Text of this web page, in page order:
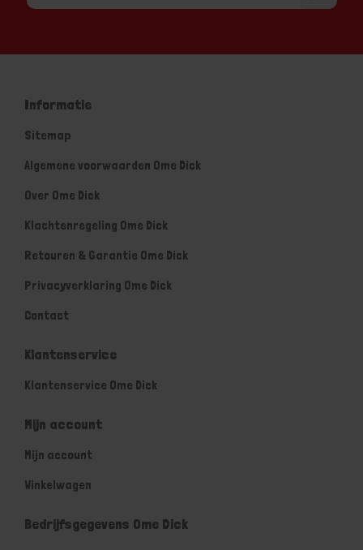
Informatie
Sitemap
Algemene voorwaarden Ome Dick
Over Ome Dick
Klachtenregeling Ome Dick
Retouren & Garantie Ome Dick
Privacyverklaring Ome Dick
Contact
Klantenservice
Klantenservice Ome Dick
Mijn account
Mijn account
Winkelwagen
Bedrijfsgegevens Ome Dick